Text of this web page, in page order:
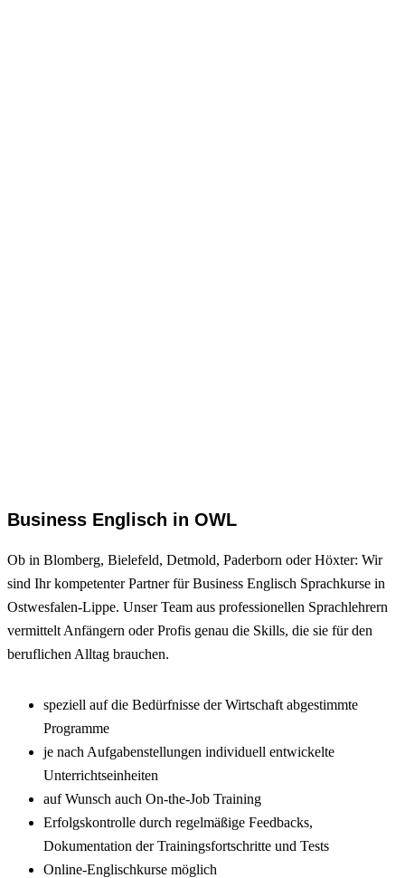
Business Englisch in OWL
Ob in Blomberg, Bielefeld, Detmold, Paderborn oder Höxter: Wir
sind Ihr kompetenter Partner für Business Englisch Sprachkurse in
Ostwesfalen-Lippe. Unser Team aus professionellen Sprachlehrern
vermittelt Anfängern oder Profis genau die Skills, die sie für den
beruflichen Alltag brauchen.
speziell auf die Bedürfnisse der Wirtschaft abgestimmte
Programme
je nach Aufgabenstellungen individuell entwickelte
Unterrichtseinheiten
auf Wunsch auch On-the-Job Training
Erfolgskontrolle durch regelmäßige Feedbacks,
Dokumentation der Trainingsfortschritte und Tests
Online-Englischkurse möglich